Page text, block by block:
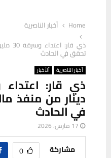
Home
أخبار الناصرية
ذي
تحقق في الحادث
أخبار الناصرية ألأخبار
دينار من منفذ
في الحادث
17 مارس، 2026
مشاركة 0